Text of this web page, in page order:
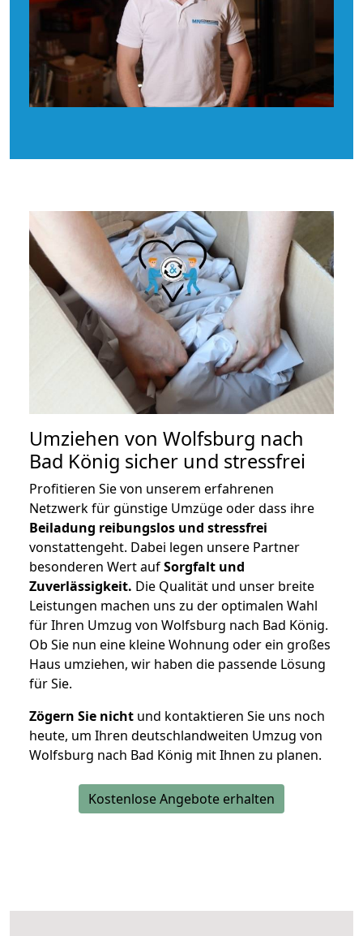
Umziehen von Wolfsburg nach
Bad König sicher und stressfrei
Profitieren Sie von unserem erfahrenen
Netzwerk für günstige Umzüge oder dass ihre
Beiladung reibungslos und stressfrei
vonstattengeht. Dabei legen unsere Partner
besonderen Wert aufSorgfalt und
Zuverlässigkeit. Die Qualität und unser breite
Leistungen machen uns zu der optimalen Wahl
für Ihren Umzug von Wolfsburg nach Bad König.
Ob Sie nun eine kleine Wohnung oder ein großes
Haus umziehen, wir haben die passende Lösung
für Sie.
Zögern Sie nicht und kontaktieren Sie uns noch
heute, um Ihren deutschlandweiten Umzug von
Wolfsburg nach Bad König mit Ihnen zu planen.
Kostenlose Angebote erhalten